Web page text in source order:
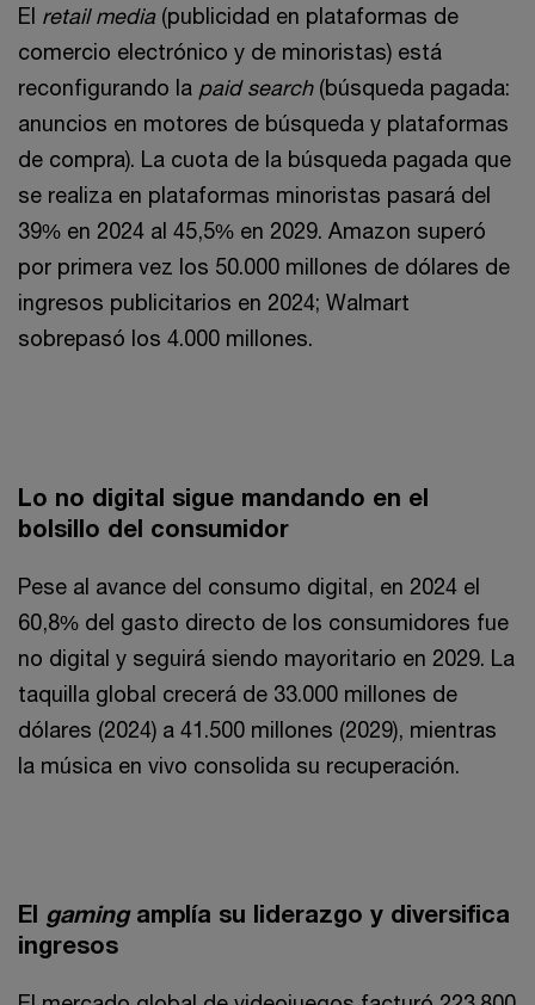
El retail media(publicidad en plataformas de
comercio electrónico y de minoristas) está
reconfigurando la paid search(búsqueda pagada:
anuncios en motores de búsqueda y plataformas
de compra). La cuota de la búsqueda pagada que
se realiza en plataformas minoristas pasará del
39% en 2024 al 45,5% en 2029. Amazon superó
por primera vez los 50.000 millones de dólares de
ingresos publicitarios en 2024; Walmart
sobrepasó los 4.000 millones.
Lo no digital sigue mandando en el
bolsillo del consumidor
Pese al avance del consumo digital, en 2024 el
60,8% del gasto directo de los consumidores fue
no digital y seguirá siendo mayoritario en 2029. La
taquilla global crecerá de 33.000 millones de
dólares (2024) a 41.500 millones (2029), mientras
la música en vivo consolida su recuperación.
El gaming amplía su liderazgo y diversifica
ingresos